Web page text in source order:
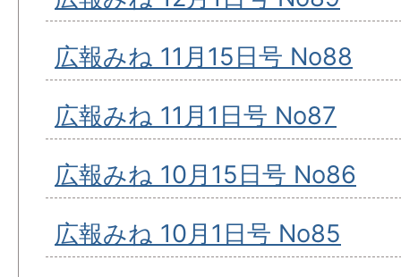
広報みね 11月15日号 No88
広報みね 11月1日号 No87
広報みね 10月15日号 No86
広報みね 10月1日号 No85